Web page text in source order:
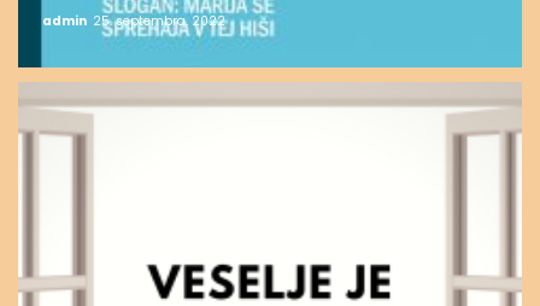
admin 25. septembra, 2022